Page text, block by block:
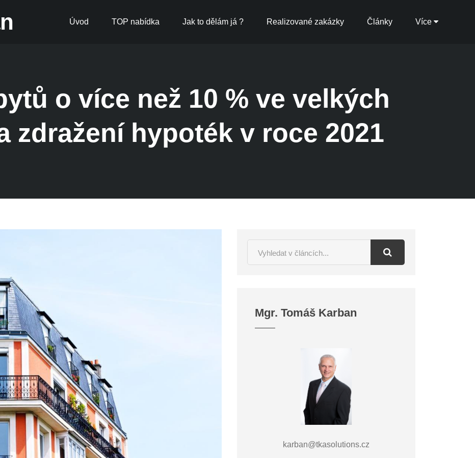
Úvod TOP nabídka Jak to dělám já ? Realizované zakázky Články Více
o více než 10 % ve velkých
zdražení hypoték v roce 2021
Mgr. Tomáš Karban
karban@tkasolutions.cz